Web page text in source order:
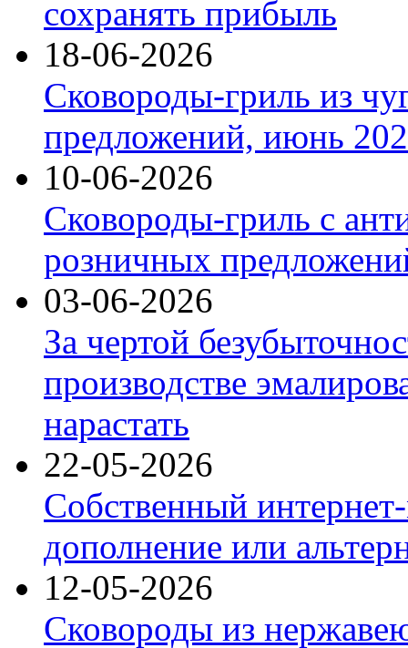
сохранять прибыль
18-06-2026
Сковороды-гриль из
предложений, июнь
10-06-2026
Сковороды-гриль с
розничных
03-06-2026
За чертой
производстве
нарастать
22-05-2026
Собственный
дополнение или
12-05-2026
Сковороды из